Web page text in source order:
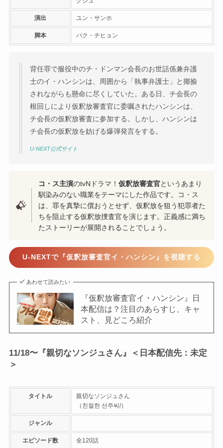
演出 ユン・サンホ
脚本 パク・チヒョン
背任罪で服役中のチ・ドンマン会長のお世話係兼弁護
士のイ・ハンシンは、周囲から「執事弁護士」と揶揄
されながらも懸命に尽くしていた。ある日、チ会長の
根回しにより仮釈放審査官に委嘱されたハンシンは、
チ会長の仮釈放審査に参加する。しかし、ハンシンは
チ会長の仮釈放を妨げる爆弾発言をする。
U-NEXT公式サイト
コ・ス主演のtvNドラマ！仮釈放審査官というあまり
馴染みのない職業をテーマにした作品です。コ・ス
は、罪を真摯に償おうとせず、仮釈放を狙う犯罪者た
ちを阻止する仮釈放捜査官を演じます。正義感に満ち
たストーリーが展開されることでしょう。
U-NEXTで『仮釈放審査官イ・ハンシン』を視聴する
あわせて読みたい
『仮釈放審査官イ・ハンシン』日
本配信は？注目のあらすじ、キャ
スト、見どころ紹介
11/18〜『親切なソンジュさん』＜日本配信先：未定
＞
タイトル
親切なソンジュさん
（친절한 선주씨/）
ジャンル
エピソード数 全120話